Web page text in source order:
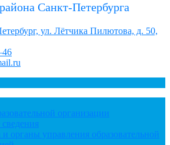
Санкт-Петербурга
ул. Лётчика Пилютова, д. 50,
организации
и органы управления образовательной